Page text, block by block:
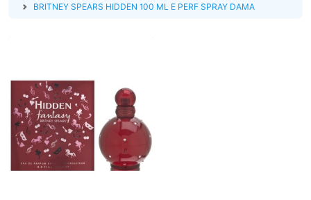
BRITNEY SPEARS HIDDEN 100 ML E PERF SPRAY DAMA